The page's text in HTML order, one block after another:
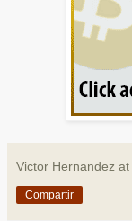
Victor Hernandez at
Compartir